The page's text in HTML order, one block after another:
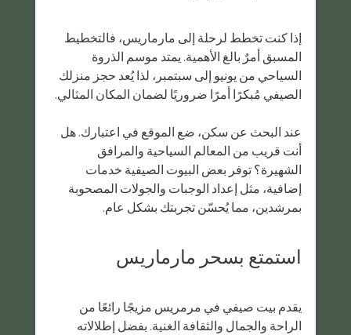
إذا كنت تخطط لرحلة إلى مارماريس، فالتخطيط
المسبق أمرٌ بالغ الأهمية. يمتد موسم الذروة
السياحي من يونيو إلى سبتمبر، لذا يُعد حجز منزلك
الصيفي مُبكرًا أمرًا ضروريًا لضمان المكان المثالي.
عند البحث عن سكن، ضع الموقع في اعتبارك. هل
أنت قريب من المعالم السياحية والمرافق
الشهيرة؟ توفر بعض البيوت الصيفية خدمات
إضافية، مثل إعداد الوجبات والجولات المصحوبة
بمرشدين، مما يُحسّن تجربتك بشكل عام.
استمتع بسحر مارماريس
يقدم بيت صيفي في مرمريس مزيجًا رائعًا من
الراحة والجمال والثقافة الغنية. بفضل إطلالاته